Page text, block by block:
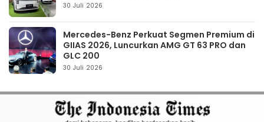
30 Juli 2026
Mercedes-Benz Perkuat Segmen Premium di
GIIAS 2026, Luncurkan AMG GT 63 PRO dan
GLC 200
30 Juli 2026